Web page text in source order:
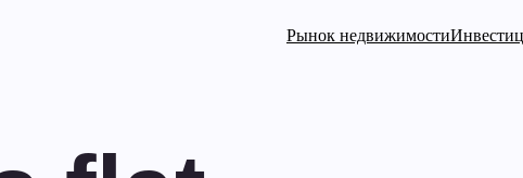
Рынок недвижимости